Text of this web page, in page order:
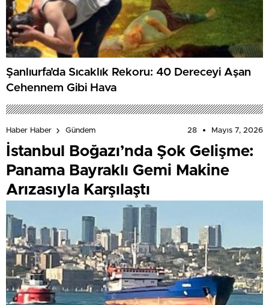
Şanlıurfa’da Sıcaklık Rekoru: 40 Dereceyi Aşan
Cehennem Gibi Hava
Haber Haber Gündem 28 Mayıs 7, 2026
İstanbul Boğazı’nda Şok Gelişme:
Panama Bayraklı Gemi Makine
Arızasıyla Karşılaştı